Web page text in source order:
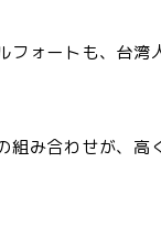
フォートも、台湾
組み合わせが、高